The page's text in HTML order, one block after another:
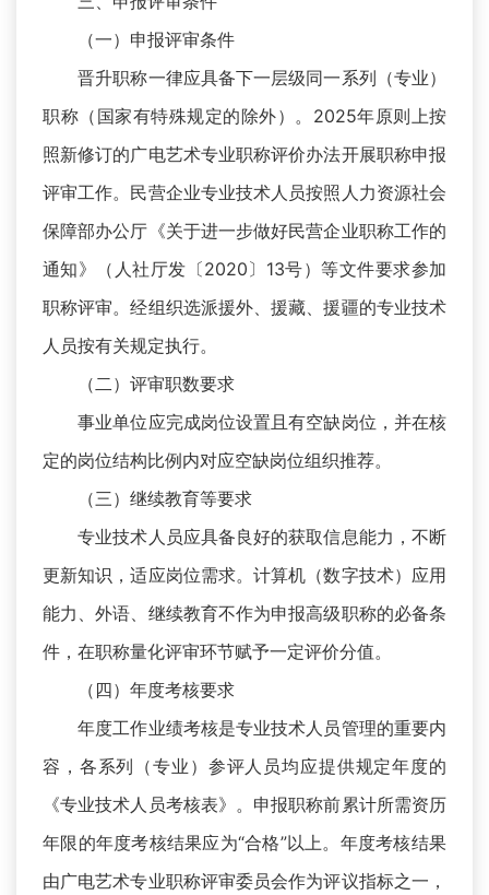
（一）申报评审条件
晋升职称一律应具备下一层级同一系列（专业）
职称（国家有特殊规定的除外）。2025年原则上按
照新修订的广电艺术专业职称评价办法开展职称申报
评审工作。民营企业专业技术人员按照人力资源社会
保障部办公厅《关于进一步做好民营企业职称工作的
通知》（人社厅发〔2020〕13号）等文件要求参加
职称评审。经组织选派援外、援藏、援疆的专业技术
人员按有关规定执行。
（二）评审职数要求
事业单位应完成岗位设置且有空缺岗位，并在核
定的岗位结构比例内对应空缺岗位组织推荐。
（三）继续教育等要求
专业技术人员应具备良好的获取信息能力，不断
更新知识，适应岗位需求。计算机（数字技术）应用
能力、外语、继续教育不作为申报高级职称的必备条
件，在职称量化评审环节赋予一定评价分值。
（四）年度考核要求
年度工作业绩考核是专业技术人员管理的重要内
容，各系列（专业）参评人员均应提供规定年度的
《专业技术人员考核表》。申报职称前累计所需资历
年限的年度考核结果应为“合格”以上。年度考核结果
由广电艺术专业职称评审委员会作为评议指标之一，